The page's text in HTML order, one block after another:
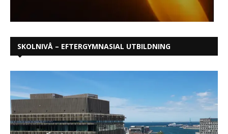
SKOLNIVÅ – EFTERGYMNASIAL UTBILDNING